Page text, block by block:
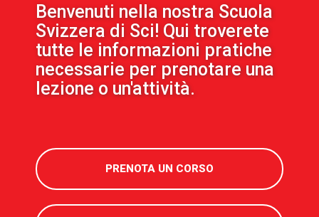
Benvenuti nella nostra Scuola
Svizzera di Sci! Qui troverete
tutte le informazioni pratiche
necessarie per prenotare una
lezione o un'attività.
PRENOTA UN CORSO